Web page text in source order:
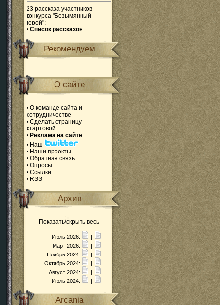
23 рассказа участников
конкурса "Безымянный
герой":
• Список рассказов
Рекомендуем
О сайте
• О команде сайта и
сотрудничестве
• Сделать страницу
стартовой
• Реклама на сайте
• Наш
• Наши проекты
• Обратная связь
• Опросы
• Ссылки
• RSS
Архив
Показать\скрыть весь
Июль 2026:
|
Март 2026:
|
Ноябрь 2024:
|
Октябрь 2024:
|
Август 2024:
|
Июль 2024:
|
Arcania